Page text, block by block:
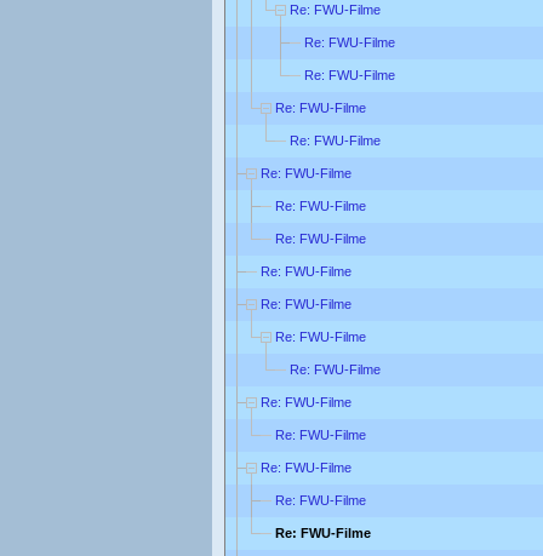
Re: FWU-Filme
Re: FWU-Filme
Re: FWU-Filme
Re: FWU-Filme
Re: FWU-Filme
Re: FWU-Filme
Re: FWU-Filme
Re: FWU-Filme
Re: FWU-Filme
Re: FWU-Filme
Re: FWU-Filme
Re: FWU-Filme
Re: FWU-Filme
Re: FWU-Filme
Re: FWU-Filme
Re: FWU-Filme
Re: FWU-Filme